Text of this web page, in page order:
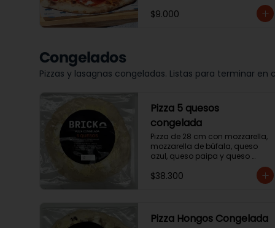
$9.000
Congelados
Pizzas y lasagnas congeladas. Listas para terminar en
Pizza 5 quesos
congelada
Pizza de 28 cm con mozzarella,
mozzarella de búfala, queso
azul, queso paipa y queso
$38.300
Pizza Hongos Congelada